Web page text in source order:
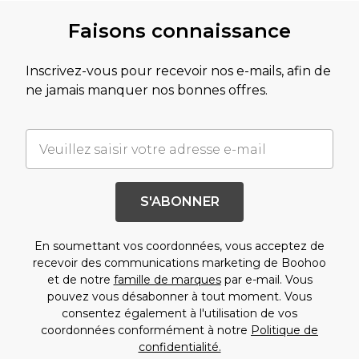
préautorisation.
veuillez effectuer votre paiement manuellement
PayPal pour obtenir de l'aide.
Faisons connaissance
Inscrivez-vous pour recevoir nos e-mails, afin de
ne jamais manquer nos bonnes offres.
S'ABONNER
En soumettant vos coordonnées, vous acceptez de
recevoir des communications marketing de Boohoo
et de notre famille de marquespar e-mail. Vous
pouvez vous désabonner à tout moment. Vous
consentez également à l'utilisation de vos
coordonnées conformément à notre Politique de
confidentialité.